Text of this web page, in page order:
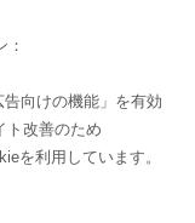
告向けの機能」を有効
ト改善のため
を利用しています。